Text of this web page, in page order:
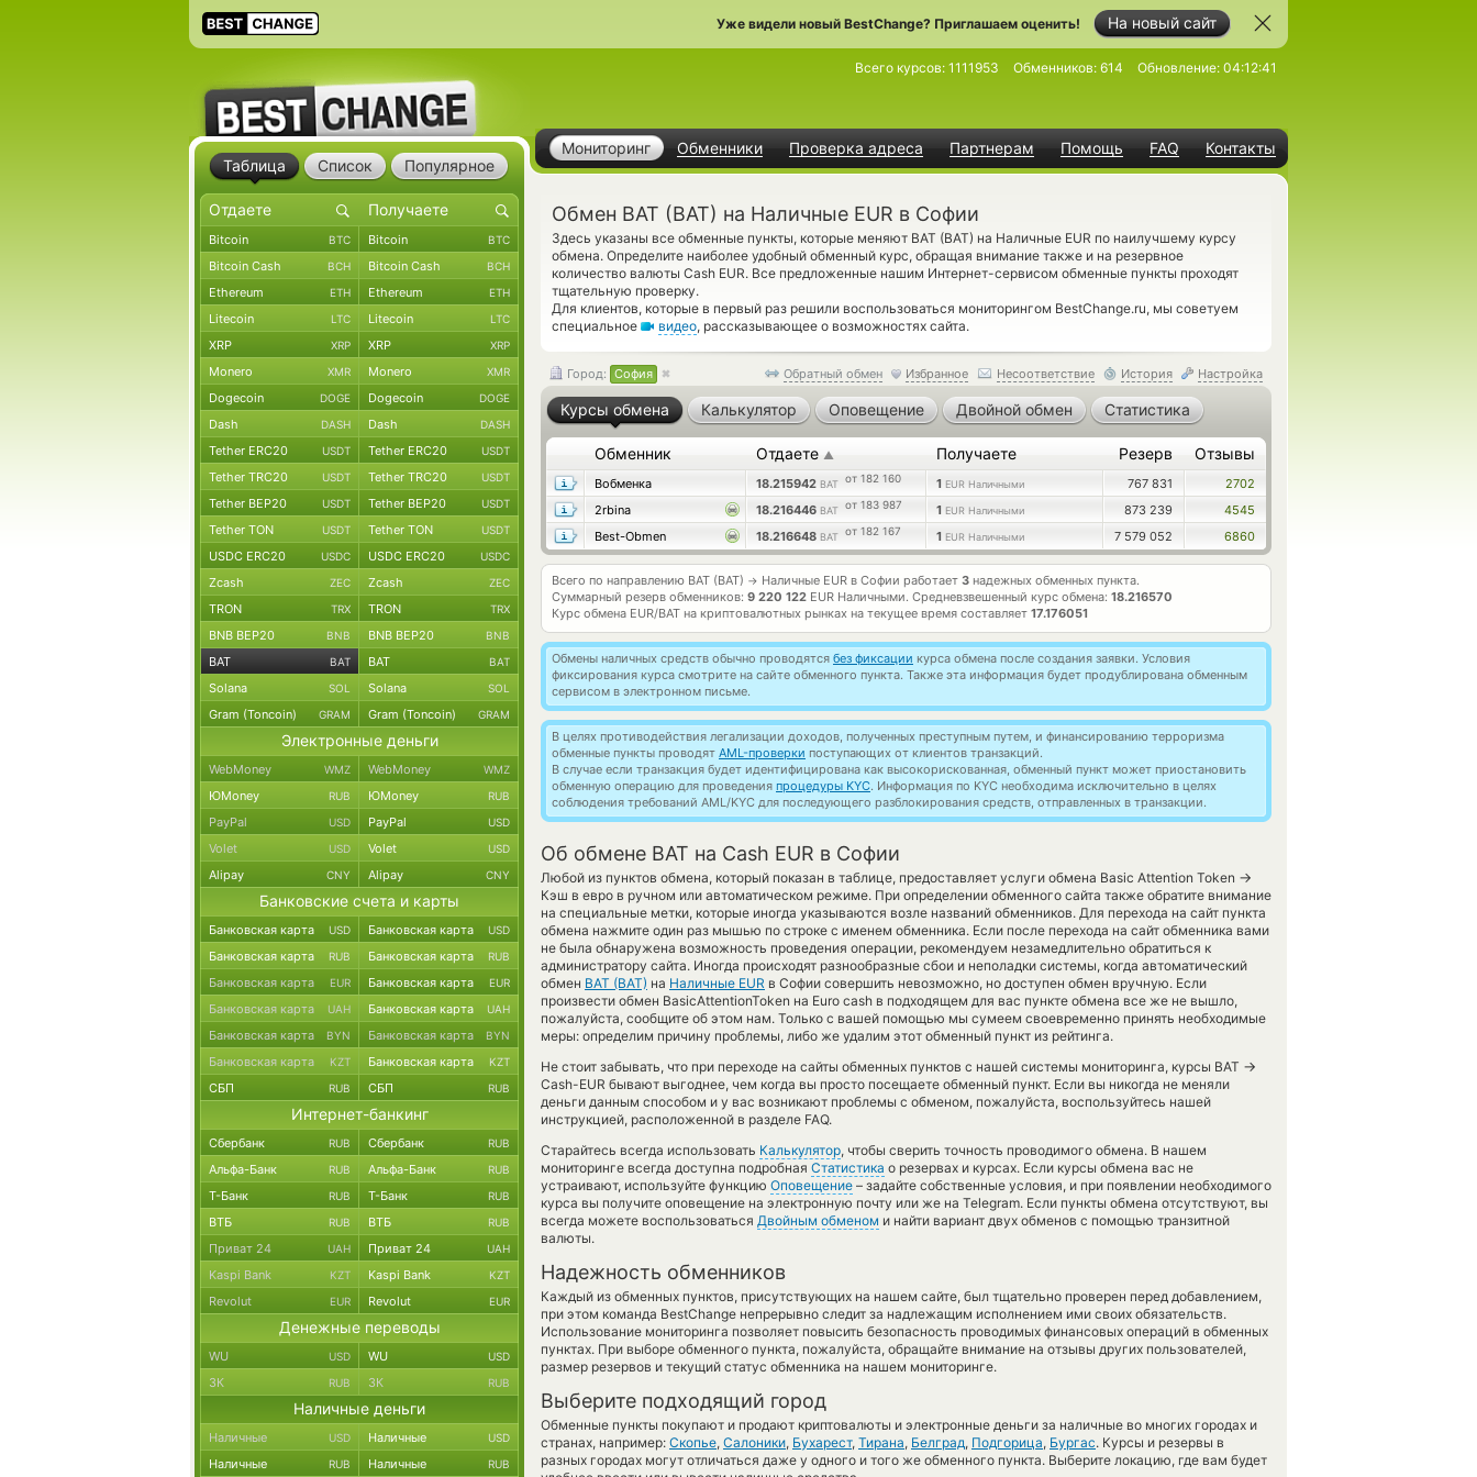
На новый сайт
Уже видели новый BestChange? Приглашаем оценить!
Мониторинг Обменники Проверка адреса Партнерам Помощь FAQ Контакты
Всего курсов: 1111953 Обменников: 614 Обновление: 04:12:41
Обмен BAT (BAT) на Наличные EUR в Софии
Здесь указаны все обменные пункты, которые меняют BAT (BAT) на Наличные EUR по наилучшему курсу
обмена. Определите наиболее удобный обменный курс, обращая внимание также и на резервное
количество валюты Cash EUR. Все предложенные нашим Интернет-сервисом обменные пункты проходят
тщательную проверку.
Для клиентов, которые в первый раз решили воспользоваться мониторингом BestChange.ru, мы советуем
специальное
видео, рассказывающее о возможностях сайта.
Обратный обмен Избранное Несоответствие История Настройка
Город: София
Курсы обмена Калькулятор Оповещение Двойной обмен Статистика
Обменник Отдаете ▲ Получаете Резерв Отзывы
Вобменка 18.215942 BAT от 182 160 1 EUR Наличными 767 831
2702
2rbina
18.216446 BAT от 183 987 1 EUR Наличными 873 239
4545
Best-Obmen
18.216648 BAT от 182 167 1 EUR Наличными 7 579 052 6860
Всего по направлению BAT (BAT) → Наличные EUR в Софии работает 3 надежных обменных пункта.
Суммарный резерв обменников: 9 220 122 EUR Наличными. Средневзвешенный курс обмена: 18.216570
Курс обмена EUR/BAT на криптовалютных рынках на текущее время составляет 17.176051
Обмены наличных средств обычно проводятся без фиксации курса обмена после создания заявки. Условия
фиксирования курса смотрите на сайте обменного пункта. Также эта информация будет продублирована обменным
сервисом в электронном письме.
В целях противодействия легализации доходов, полученных преступным путем, и финансированию терроризма
обменные пункты проводят AML-проверки поступающих от клиентов транзакций.
В случае если транзакция будет идентифицирована как высокорискованная, обменный пункт может приостановить
обменную операцию для проведения процедуры KYC. Информация по KYC необходима исключительно в целях
соблюдения требований AML/KYC для последующего разблокирования средств, отправленных в транзакции.
Об обмене BAT на Cash EUR в Софии
Любой из пунктов обмена, который показан в таблице, предоставляет услуги обмена Basic Attention Token →
Кэш в евро в ручном или автоматическом режиме. При определении обменного сайта также обратите внимание
на специальные метки, которые иногда указываются возле названий обменников. Для перехода на сайт пункта
обмена нажмите один раз мышью по строке с именем обменника. Если после перехода на сайт обменника вами
не была обнаружена возможность проведения операции, рекомендуем незамедлительно обратиться к
администратору сайта. Иногда происходят разнообразные сбои и неполадки системы, когда автоматический
обмен BAT (BAT) на Наличные EUR в Софии совершить невозможно, но доступен обмен вручную. Если
произвести обмен BasicAttentionToken на Euro cash в подходящем для вас пункте обмена все же не вышло,
пожалуйста, сообщите об этом нам. Только с вашей помощью мы сумеем своевременно принять необходимые
меры: определим причину проблемы, либо же удалим этот обменный пункт из рейтинга.
Не стоит забывать, что при переходе на сайты обменных пунктов с нашей системы мониторинга, курсы BAT →
Cash-EUR бывают выгоднее, чем когда вы просто посещаете обменный пункт. Если вы никогда не меняли
деньги данным способом и у вас возникают проблемы с обменом, пожалуйста, воспользуйтесь нашей
инструкцией, расположенной в разделе FAQ.
Старайтесь всегда использовать Калькулятор, чтобы сверить точность проводимого обмена. В нашем
мониторинге всегда доступна подробная Статистика о резервах и курсах. Если курсы обмена вас не
устраивают, используйте функцию Оповещение – задайте собственные условия, и при появлении необходимого
курса вы получите оповещение на электронную почту или же на Telegram. Если пункты обмена отсутствуют, вы
всегда можете воспользоваться Двойным обменом и найти вариант двух обменов с помощью транзитной
валюты.
Надежность обменников
Каждый из обменных пунктов, присутствующих на нашем сайте, был тщательно проверен перед добавлением,
при этом команда BestChange непрерывно следит за надлежащим исполнением ими своих обязательств.
Использование мониторинга позволяет повысить безопасность проводимых финансовых операций в обменных
пунктах. При выборе обменного пункта, пожалуйста, обращайте внимание на отзывы других пользователей,
размер резервов и текущий статус обменника на нашем мониторинге.
Выберите подходящий город
Обменные пункты покупают и продают криптовалюты и электронные деньги за наличные во многих городах и
странах, например: Скопье, Салоники, Бухарест, Тирана, Белград, Подгорица, Бургас. Курсы и резервы в
разных городах могут отличаться даже у одного и того же обменного пункта. Выберите локацию, где вам будет
Таблица Список Популярное
Bitcoin BTC Bitcoin BTC
Bitcoin Cash BCH Bitcoin Cash BCH
Ethereum ETH Ethereum ETH
Litecoin LTC Litecoin LTC
XRP XRP XRP XRP
Monero XMR Monero XMR
Dogecoin DOGE Dogecoin DOGE
Dash DASH Dash DASH
Tether ERC20 USDT Tether ERC20 USDT
Tether TRC20 USDT Tether TRC20 USDT
Tether BEP20 USDT Tether BEP20 USDT
Tether TON USDT Tether TON USDT
USDC ERC20 USDC USDC ERC20 USDC
Zcash ZEC Zcash ZEC
TRON TRX TRON TRX
BNB BEP20 BNB BNB BEP20 BNB
BAT BAT BAT BAT
Solana SOL Solana SOL
Gram (Toncoin) GRAM Gram (Toncoin) GRAM
Электронные деньги
WebMoney WMZ WebMoney WMZ
ЮMoney RUB ЮMoney RUB
PayPal USD PayPal USD
Volet USD Volet USD
Alipay CNY Alipay CNY
Банковские счета и карты
Банковская карта USD Банковская карта USD
Банковская карта RUB Банковская карта RUB
Банковская карта EUR Банковская карта EUR
Банковская карта UAH Банковская карта UAH
Банковская карта BYN Банковская карта BYN
Банковская карта KZT Банковская карта KZT
СБП RUB СБП RUB
Интернет-банкинг
Сбербанк RUB Сбербанк RUB
Альфа-Банк RUB Альфа-Банк RUB
Т-Банк RUB Т-Банк RUB
ВТБ RUB ВТБ RUB
Приват 24 UAH Приват 24 UAH
Kaspi Bank KZT Kaspi Bank KZT
Revolut EUR Revolut EUR
Денежные переводы
WU USD WU USD
ЗК RUB ЗК RUB
Наличные деньги
Наличные USD Наличные USD
Наличные RUB Наличные RUB